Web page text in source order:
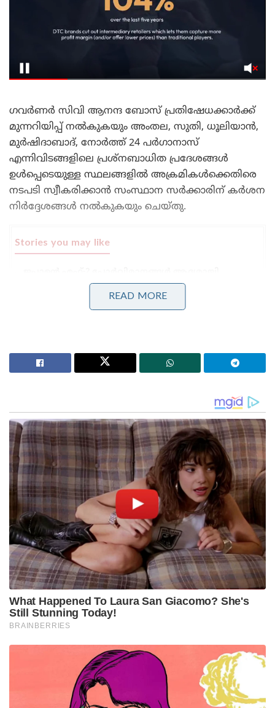
ഗവർണർ സിവി ആനന്ദ ബോസ് പ്രതിഷേധക്കാർക്ക്
മുന്നറിയിപ്പ് നൽകുകയും അംതല, സുതി, ധൂലിയാൻ,
മുർഷിദാബാദ്, നോർത്ത് 24 പർഗാനാസ്
എന്നിവിടങ്ങളിലെ പ്രശ്‌നബാധിത പ്രദേശങ്ങൾ
ഉൾപ്പെടെയുള്ള സ്ഥലങ്ങളിൽ അക്രമികൾക്കെതിരെ
നടപടി സ്വീകരിക്കാൻ സംസ്ഥാന സർക്കാരിന് കർശന
നിർദ്ദേശങ്ങൾ നൽകുകയും ചെയ്തു.
Stories you may like
ഇന്ത്യയിലേക്ക് ; ഇന്തോ-പസഫിക്കിൽ പ്രതിരോധ
സഹകരണം ശക്തമാക്കാൻ തീരുമാനം
തീവ്രവാദ പ്രചാരണത്തിനെതിരെ ശക്തമായ
വഖഫ് നിയമം തന്റെ സർക്കാർ സംസ്ഥാനത്ത്
അക്രമബാധിത പ്രദേശങ്ങളിലേക്ക് എത്തി
സമാധാനത്തിനായി അഭ്യർത്ഥിച്ചു. ഈ വിഷയത്തിൽ
ഞങ്ങളുടെ നിലപാട് ഞങ്ങൾ വ്യക്തമാക്കിയിട്ടുണ്ട്.
ഞങ്ങൾ ഈ നിയമത്തെ പിന്തുണയ്ക്കുന്നില്ല. ഈ
നിയമം ഞങ്ങളുടെ സംസ്ഥാനത്ത് നടപ്പിലാക്കില്ല.
അപ്പോൾ കലാപം എന്തിനാണെന്ന് മമത എക്‌സിൽ
കുറിച്ചു.
എല്ലാ മതങ്ങളിലുമുള്ള എല്ലാ ആളുകളോടും എന്റെ
ആത്മാർത്ഥമായ അഭ്യർത്ഥന, ദയവായി ശാന്തത
പാലിക്കുക, സംയമനം പാലിക്കുക. മതത്തിന്റെ
പേരിൽ ഒരു അനീതിപരമായ പെരുമാറ്റത്തിലും
ഏർപ്പെടരുത്. ഓരോ മനുഷ്യജീവനും വിലപ്പെട്ടതാണ്.
രാഷ്ട്രീയത്തിന് വേണ്ടി കലാപങ്ങൾക്ക്
സമൂഹത്തിന് ദോഷം ചെയ്യുകയാണ്,’ അവർ
mamata banerjee
Won't implement Waqf law'
READ MORE